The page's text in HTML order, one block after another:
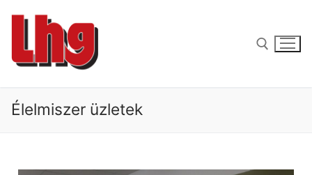
Élelmiszer üzletek